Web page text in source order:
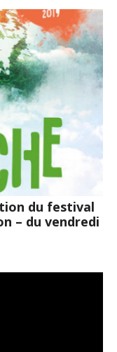
du festival
– du vendredi